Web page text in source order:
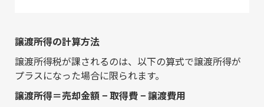
譲渡所得の計算方法
譲渡所得税が課されるのは、以下の算式で譲渡所得が
プラスになった場合に限られます。
譲渡所得＝売却金額 − 取得費 − 譲渡費用